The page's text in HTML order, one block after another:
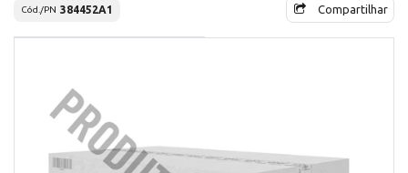
Cód./PN 384452A1 Compartilhar